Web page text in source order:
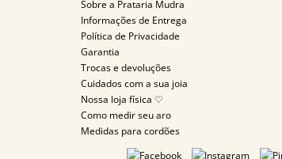
Sobre a Prataria Mudra
Informações de Entrega
Política de Privacidade
Garantia
Trocas e devoluções
Cuidados com a sua joia
Nossa loja física ♡
Como medir seu aro
Medidas para cordões